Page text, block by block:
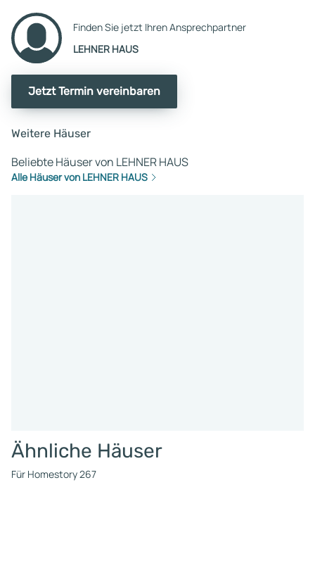
Finden Sie jetzt Ihren Ansprechpartner
LEHNER HAUS
Jetzt Termin vereinbaren
Weitere Häuser
Beliebte Häuser von LEHNER HAUS
Alle Häuser von LEHNER HAUS
Ähnliche Häuser
Für Homestory 267